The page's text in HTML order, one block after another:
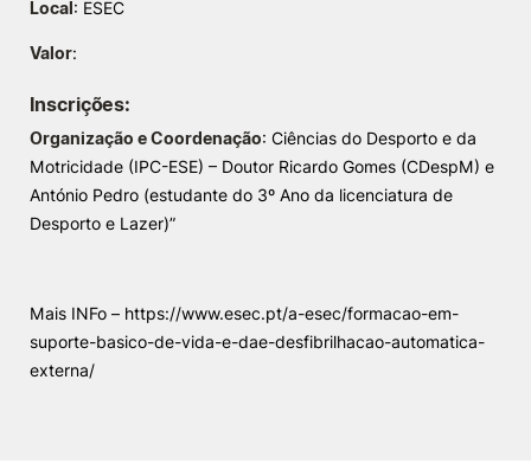
Elogio / Sugestão / Reclamação
Local: ESEC
Valor:
Inscrições:
Organização e Coordenação: Ciências do Desporto e da
Motricidade (IPC-ESE) – Doutor Ricardo Gomes (CDespM) e
António Pedro (estudante do 3º Ano da licenciatura de
Desporto e Lazer)”
Mais INFo – https://www.esec.pt/a-esec/formacao-em-
suporte-basico-de-vida-e-dae-desfibrilhacao-automatica-
externa/